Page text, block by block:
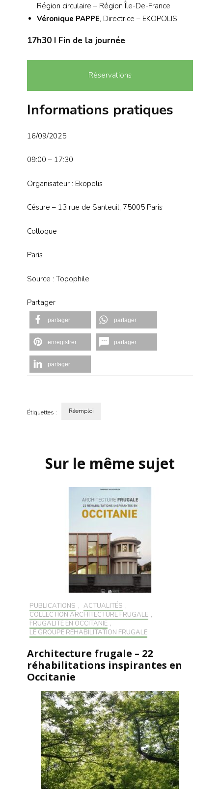
Région circulaire – Région Île-De-France
Véronique PAPPE, Directrice – EKOPOLIS
17h30 I Fin de la journée
Réservations
Informations pratiques
16/09/2025
09:00 – 17:30
Organisateur : Ekopolis
Césure – 13 rue de Santeuil, 75005 Paris
Colloque
Paris
Source : Topophile
Partager
partager partager
enregistrer partager
partager
Étiquettes : Réemploi
Sur le même sujet
PUBLICATIONS , ACTUALITÉS ,
COLLECTION ARCHITECTURE FRUGALE ,
FRUGALITÉ EN OCCITANIE ,
LE GROUPE RÉHABILITATION FRUGALE
Architecture frugale – 22
réhabilitations inspirantes en
Occitanie